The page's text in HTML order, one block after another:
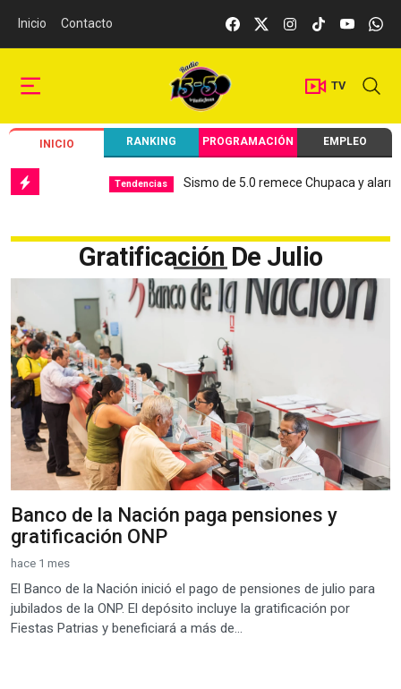
Inicio Contacto
TV
INICIO RANKING PROGRAMACIÓN EMPLEO
Tendencias Sismo de 5.0 remece Chupaca y alarma
Gratificación De Julio
Banco de la Nación paga pensiones y
gratificación ONP
hace 1 mes
El Banco de la Nación inició el pago de pensiones de julio para
jubilados de la ONP. El depósito incluye la gratificación por
Fiestas Patrias y beneficiará a más de...